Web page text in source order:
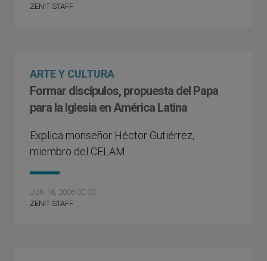
ZENIT STAFF
ARTE Y CULTURA
Formar discípulos, propuesta del Papa
para la Iglesia en América Latina
Explica monseñor Héctor Gutiérrez,
miembro del CELAM
JUN 16, 2006 00:00
ZENIT STAFF